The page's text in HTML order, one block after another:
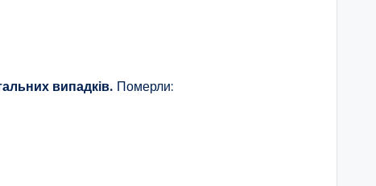
випадків. Померли: